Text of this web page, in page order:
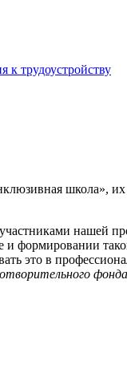
к трудоустройству
школа»,
нашей
это в